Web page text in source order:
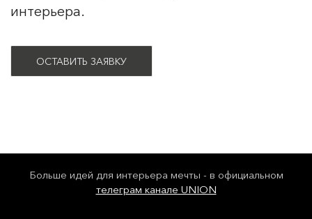
интерьера.
ОСТАВИТЬ ЗАЯВКУ
Больше идей для интерьера мечты - в официальном
телеграм канале UNION